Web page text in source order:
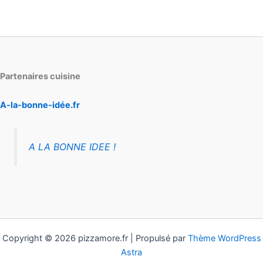
Partenaires cuisine
A-la-bonne-idée.fr
A LA BONNE IDEE !
Copyright © 2026 pizzamore.fr | Propulsé par Thème WordPress
Astra